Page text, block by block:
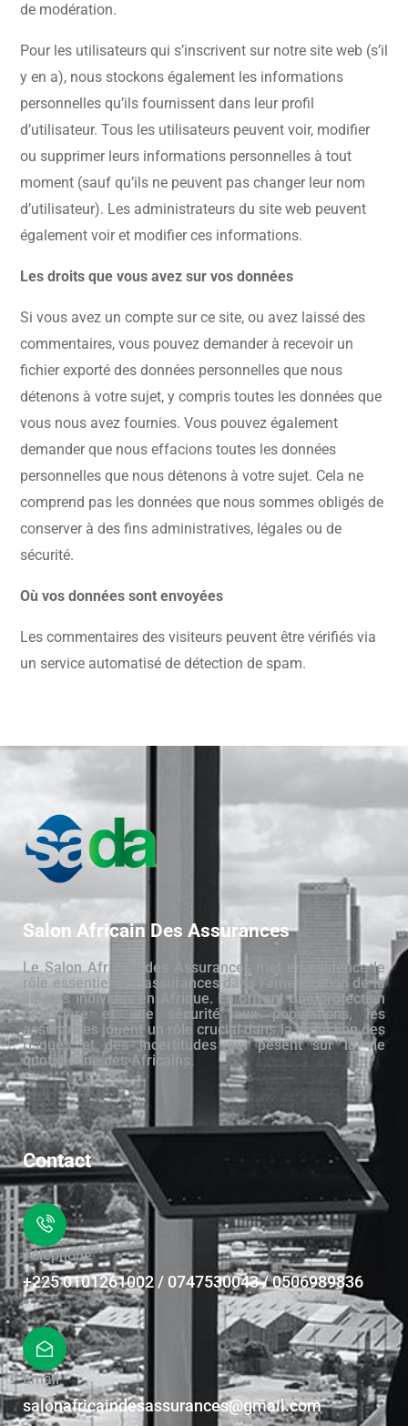
de modération.
Pour les utilisateurs qui s’inscrivent sur notre site web (s’il
y en a), nous stockons également les informations
personnelles qu’ils fournissent dans leur profil
d’utilisateur. Tous les utilisateurs peuvent voir, modifier
ou supprimer leurs informations personnelles à tout
moment (sauf qu’ils ne peuvent pas changer leur nom
d’utilisateur). Les administrateurs du site web peuvent
également voir et modifier ces informations.
Les droits que vous avez sur vos données
Si vous avez un compte sur ce site, ou avez laissé des
commentaires, vous pouvez demander à recevoir un
fichier exporté des données personnelles que nous
détenons à votre sujet, y compris toutes les données que
vous nous avez fournies. Vous pouvez également
demander que nous effacions toutes les données
personnelles que nous détenons à votre sujet. Cela ne
comprend pas les données que nous sommes obligés de
conserver à des fins administratives, légales ou de
sécurité.
Où vos données sont envoyées
Les commentaires des visiteurs peuvent être vérifiés via
un service automatisé de détection de spam.
Salon Africain Des Assurances
Le Salon Africain des Assurances met en évidence le
rôle essentiel des assurances dans l’amélioration de la
vie des individus en Afrique. En offrant une protection
financière et une sécurité aux populations, les
assurances jouent un rôle crucial dans la réduction des
risques et des incertitudes qui pèsent sur la vie
quotidienne des Africains.
Contact
Téléphone
+225 0101261002 / 0747530043 / 0506989836
Email
salonafricaindesassurances@gmail.com